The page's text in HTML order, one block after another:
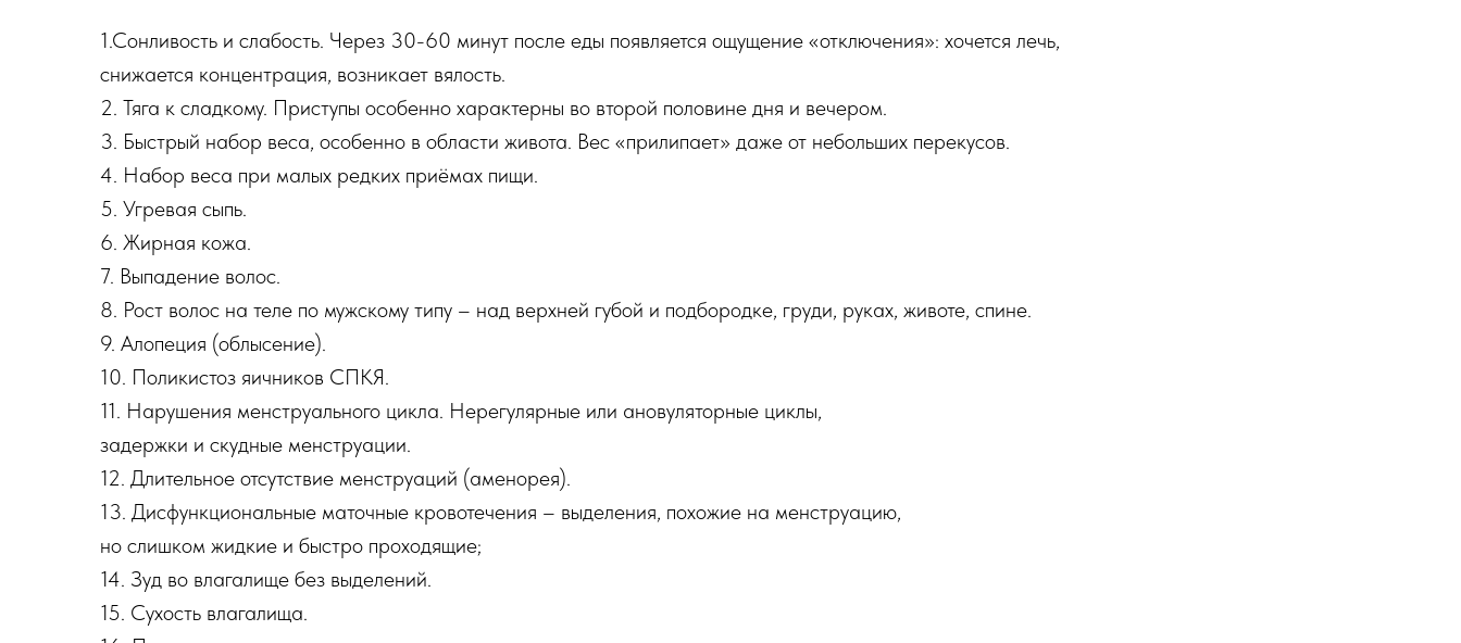
1.Сонливость и слабость. Через 30-60 минут после еды появляется ощущение «отключения»: хочется лечь,
снижается концентрация, возникает вялость.
2. Тяга к сладкому. Приступы особенно характерны во второй половине дня и вечером.
3. Быстрый набор веса, особенно в области живота. Вес «прилипает» даже от небольших перекусов.
4. Набор веса при малых редких приёмах пищи.
5. Угревая сыпь.
6. Жирная кожа.
7. Выпадение волос.
8. Рост волос на теле по мужскому типу – над верхней губой и подбородке, груди, руках, животе, спине.
9. Алопеция (облысение).
10. Поликистоз яичников СПКЯ.
11. Нарушения менструального цикла. Нерегулярные или ановуляторные циклы,
задержки и скудные менструации.
12. Длительное отсутствие менструаций (аменорея).
13. Дисфункциональные маточные кровотечения – выделения, похожие на менструацию,
но слишком жидкие и быстро проходящие;
14. Зуд во влагалище без выделений.
15. Сухость влагалища.